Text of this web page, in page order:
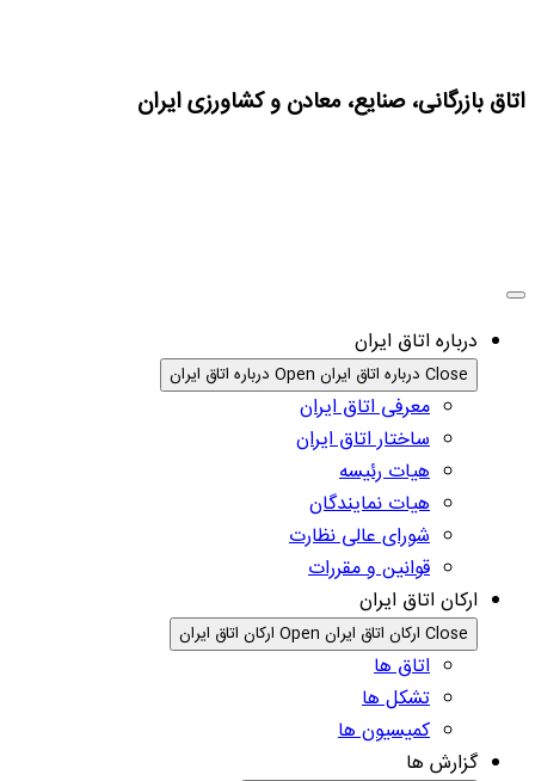
اتاق بازرگانی، صنایع، معادن و کشاورزی ایران
درباره اتاق ایران
Close درباره اتاق ایران Open درباره اتاق ایران
معرفی اتاق ایران
ساختار اتاق ایران
هیات رئیسه
هیات نمایندگان
شورای عالی نظارت
قوانین و مقررات
ارکان اتاق ایران
Close ارکان اتاق ایران Open ارکان اتاق ایران
اتاق ها
تشکل ها
کمیسیون ها
گزارش ها